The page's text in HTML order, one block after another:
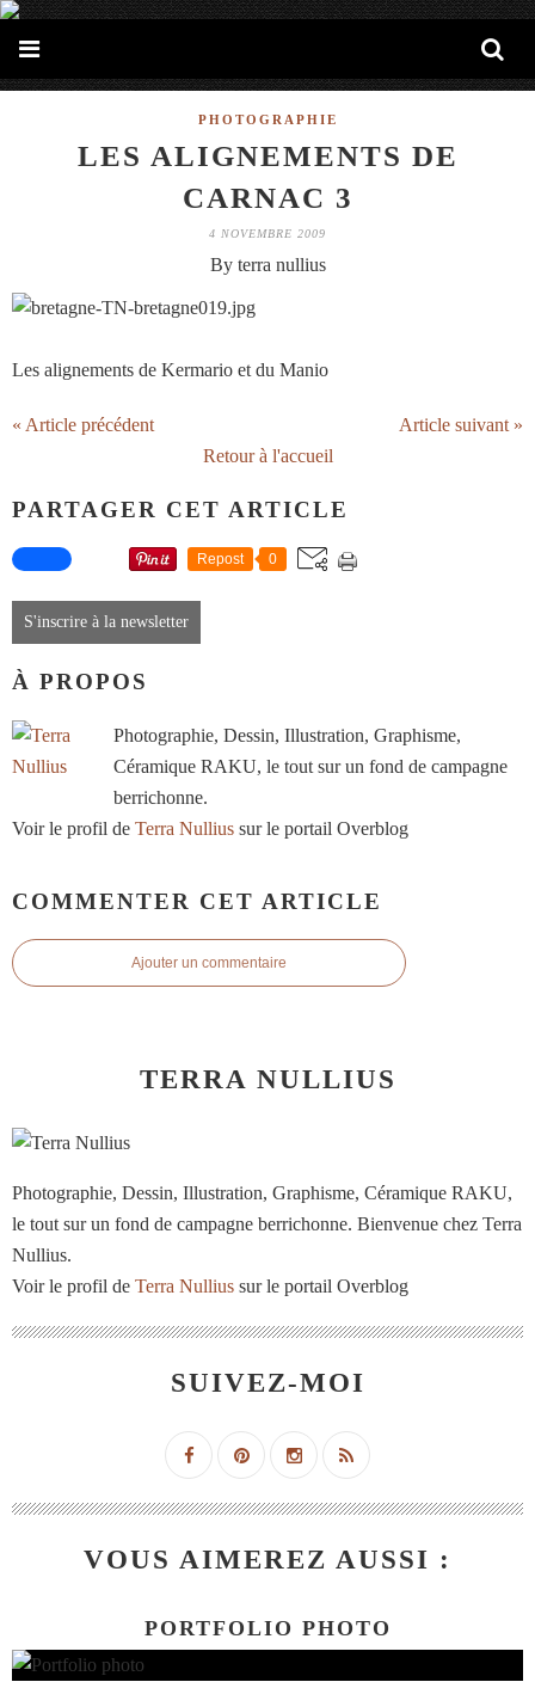
PHOTOGRAPHIE
LES ALIGNEMENTS DE
CARNAC 3
4 NOVEMBRE 2009
By terra nullius
Les alignements de Kermario et du Manio
« Article précédent
Article suivant »
Retour à l'accueil
PARTAGER CET ARTICLE
Repost 0
S'inscrire à la newsletter
À PROPOS
Photographie, Dessin, Illustration, Graphisme,
Céramique RAKU, le tout sur un fond de campagne
berrichonne.
Voir le profil de Terra Nullius sur le portail Overblog
COMMENTER CET ARTICLE
Ajouter un commentaire
TERRA NULLIUS
Photographie, Dessin, Illustration, Graphisme, Céramique RAKU,
le tout sur un fond de campagne berrichonne. Bienvenue chez Terra
Nullius.
Voir le profil de Terra Nullius sur le portail Overblog
SUIVEZ-MOI
VOUS AIMEREZ AUSSI :
PORTFOLIO PHOTO